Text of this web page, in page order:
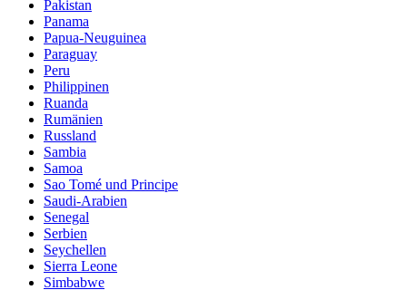
Pakistan
Panama
Papua-Neuguinea
Paraguay
Peru
Philippinen
Ruanda
Rumänien
Russland
Sambia
Samoa
Sao Tomé und Principe
Saudi-Arabien
Senegal
Serbien
Seychellen
Sierra Leone
Simbabwe